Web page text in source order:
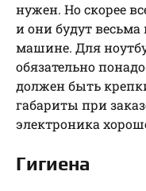
нужен. Но скорее
и они будут
машине. Для
обязательно
должен быть
габариты при
электроника
Гигиена